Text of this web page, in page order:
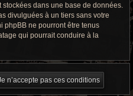
dans une base de données.
divulguées à un tiers sans votre
phpBB ne pourront être tenus
qui pourrait conduire à la